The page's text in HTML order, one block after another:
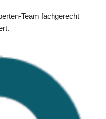
Team fachgerecht